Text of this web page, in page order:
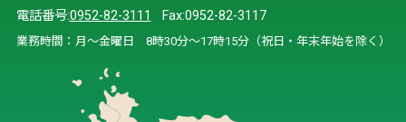
電話番号:0952-82-3111 Fax:0952-82-3117
業務時間：月～金曜日 8時30分～17時15分（祝日・年末年始を除く）